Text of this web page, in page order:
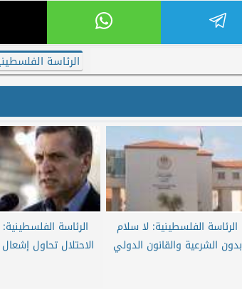
الرئاسة
الرئاسة الفلسطينية: لا سلام
بدون الشرعية والقانون الدولي
الرئاسة
الاحتلال تحاول